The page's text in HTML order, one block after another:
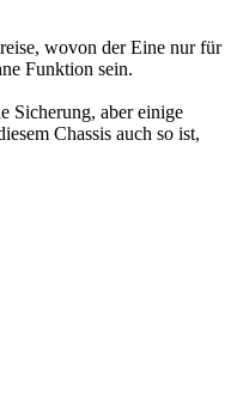
wovon der Eine nur für
Funktion sein.
Sicherung, aber einige
Chassis auch so ist,